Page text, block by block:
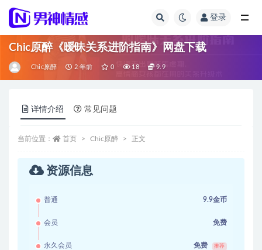
登录
Chic原醉《暧昧关系进阶指南》网盘下载
Chic原醉 2 年前 0 18 9.9
详情介绍 常见问题
当前位置： 首页 Chic原醉 正文
资源信息
普通 9.9金币
会员 免费
永久会员 免费 推荐